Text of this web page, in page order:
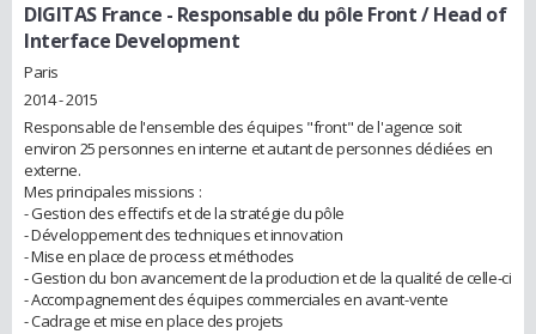
DIGITAS France - Responsable du pôle Front / Head of
Interface Development
Paris
2014 - 2015
Responsable de l'ensemble des équipes "front" de l'agence soit
environ 25 personnes en interne et autant de personnes dédiées en
externe.
Mes principales missions :
- Gestion des effectifs et de la stratégie du pôle
- Développement des techniques et innovation
- Mise en place de process et méthodes
- Gestion du bon avancement de la production et de la qualité de celle-ci
- Accompagnement des équipes commerciales en avant-vente
- Cadrage et mise en place des projets